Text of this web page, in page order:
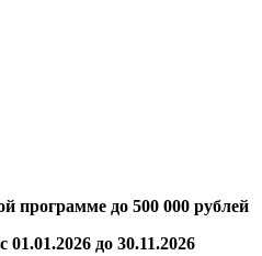
программе до 500 000 рублей
до 30.11.2026